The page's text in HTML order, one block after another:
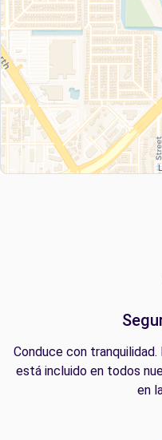
Conduce con
está incluido en todos
en